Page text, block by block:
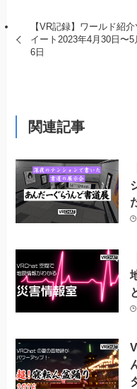
【VR記録】ワールド紹介
イート2023年4月30日〜5
6日
関連記事